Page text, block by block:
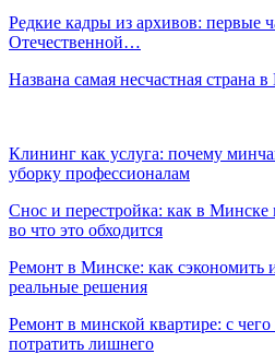
Редкие кадры из архивов: первые
Отечественной…
Названа самая несчастная страна
Клининг как услуга: почему
уборку профессионалам
Снос и перестройка: как в
во что это обходится
Ремонт в Минске: как сэкономить
реальные решения
Ремонт в минской квартире: с
потратить лишнего